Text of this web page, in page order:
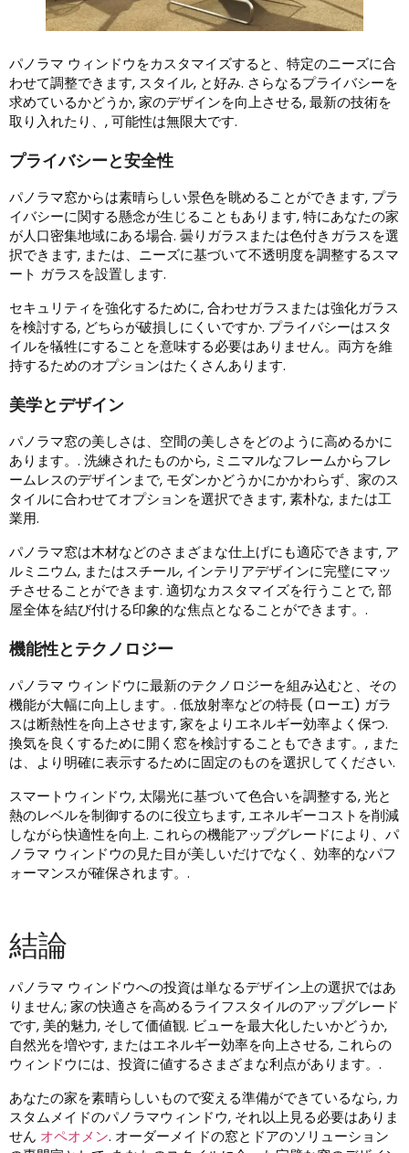
パノラマ ウィンドウをカスタマイズすると、特定のニーズに合
わせて調整できます, スタイル, と好み. さらなるプライバシーを
求めているかどうか, 家のデザインを向上させる, 最新の技術を
取り入れたり、, 可能性は無限大です.
プライバシーと安全性
パノラマ窓からは素晴らしい景色を眺めることができます, プラ
イバシーに関する懸念が生じることもあります, 特にあなたの家
が人口密集地域にある場合. 曇りガラスまたは色付きガラスを選
択できます, または、ニーズに基づいて不透明度を調整するスマ
ート ガラスを設置します.
セキュリティを強化するために, 合わせガラスまたは強化ガラス
を検討する, どちらが破損しにくいですか. プライバシーはスタ
イルを犠牲にすることを意味する必要はありません。両方を維
持するためのオプションはたくさんあります.
美学とデザイン
パノラマ窓の美しさは、空間の美しさをどのように高めるかに
あります。. 洗練されたものから, ミニマルなフレームからフレ
ームレスのデザインまで, モダンかどうかにかかわらず、家のス
タイルに合わせてオプションを選択できます, 素朴な, または工
業用.
パノラマ窓は木材などのさまざまな仕上げにも適応できます, ア
ルミニウム, またはスチール, インテリアデザインに完璧にマッ
チさせることができます. 適切なカスタマイズを行うことで, 部
屋全体を結び付ける印象的な焦点となることができます。.
機能性とテクノロジー
パノラマ ウィンドウに最新のテクノロジーを組み込むと、その
機能が大幅に向上します。. 低放射率などの特長 (ローエ) ガラ
スは断熱性を向上させます, 家をよりエネルギー効率よく保つ.
換気を良くするために開く窓を検討することもできます。, また
は、より明確に表示するために固定のものを選択してください.
スマートウィンドウ, 太陽光に基づいて色合いを調整する, 光と
熱のレベルを制御するのに役立ちます, エネルギーコストを削減
しながら快適性を向上. これらの機能アップグレードにより、パ
ノラマ ウィンドウの見た目が美しいだけでなく、効率的なパフ
ォーマンスが確保されます。.
結論
パノラマ ウィンドウへの投資は単なるデザイン上の選択ではあ
りません; 家の快適さを高めるライフスタイルのアップグレード
です, 美的魅力, そして価値観. ビューを最大化したいかどうか,
自然光を増やす, またはエネルギー効率を向上させる, これらの
ウィンドウには、投資に値するさまざまな利点があります。.
あなたの家を素晴らしいもので変える準備ができているなら, カ
スタムメイドのパノラマウィンドウ, それ以上見る必要はありま
せん オペオメン. オーダーメイドの窓とドアのソリューション